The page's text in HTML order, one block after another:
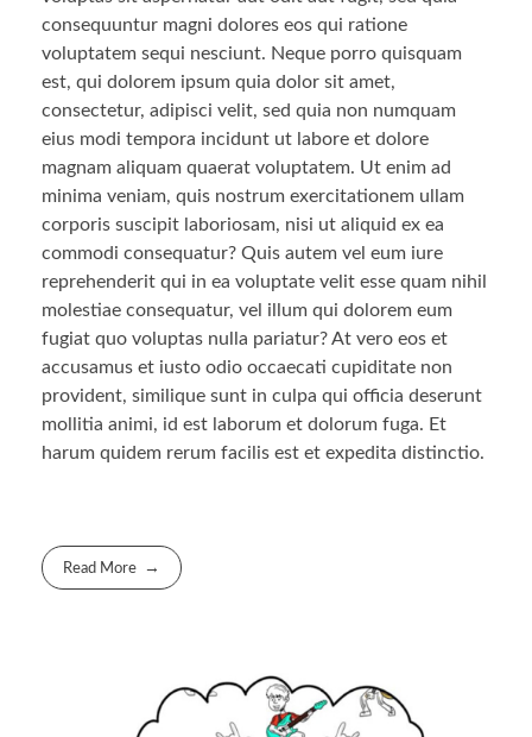
consequuntur magni dolores eos qui ratione
voluptatem sequi nesciunt. Neque porro quisquam
est, qui dolorem ipsum quia dolor sit amet,
consectetur, adipisci velit, sed quia non numquam
eius modi tempora incidunt ut labore et dolore
magnam aliquam quaerat voluptatem. Ut enim ad
minima veniam, quis nostrum exercitationem ullam
corporis suscipit laboriosam, nisi ut aliquid ex ea
commodi consequatur? Quis autem vel eum iure
reprehenderit qui in ea voluptate velit esse quam nihil
molestiae consequatur, vel illum qui dolorem eum
fugiat quo voluptas nulla pariatur? At vero eos et
accusamus et iusto odio occaecati cupiditate non
provident, similique sunt in culpa qui officia deserunt
mollitia animi, id est laborum et dolorum fuga. Et
harum quidem rerum facilis est et expedita distinctio.
Read More